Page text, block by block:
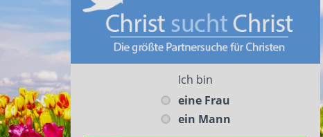
Ich bin
eine Frau
ein Mann